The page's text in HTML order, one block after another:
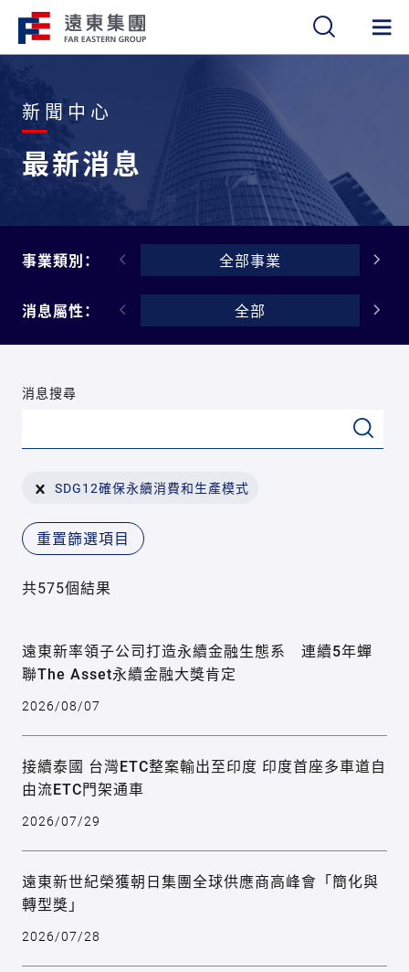
繁 簡 EN
新聞中心
最新消息
事業類別： 全部事業
消息屬性： 全部
消息搜尋
SDG12確保永續消費和生產模式
重置篩選項目
共575個結果
遠東新率領子公司打造永續金融生態系 連續5年蟬
聯The Asset永續金融大獎肯定
2026/08/07
接續泰國 台灣ETC整案輸出至印度 印度首座多車道自
由流ETC門架通車
2026/07/29
遠東新世紀榮獲朝日集團全球供應商高峰會「簡化與
轉型獎」
2026/07/28